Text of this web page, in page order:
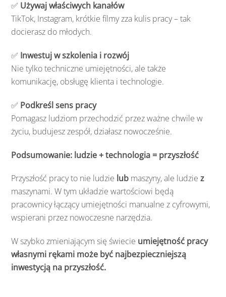
✅ Używaj właściwych kanałów
TikTok, Instagram, krótkie filmy zza kulis pracy – tak
docierasz do młodych.
✅ Inwestuj w szkolenia i rozwój
Nie tylko techniczne umiejętności, ale także
komunikację, obsługę klienta i technologie.
✅ Podkreśl sens pracy
Pomagasz ludziom przechodzić przez ważne chwile w
życiu, budujesz zespół, działasz nowocześnie.
Podsumowanie: ludzie + technologia = przyszłość
Przyszłość pracy to nie ludzie lub maszyny, ale ludziez
maszynami. W tym układzie wartościowi będą
pracownicy łączący umiejętności manualne z cyfrowymi,
wspierani przez nowoczesne narzędzia.
W szybko zmieniającym się świecie umiejętność pracy
własnymi rękami może być najbezpieczniejszą
inwestycją na przyszłość.